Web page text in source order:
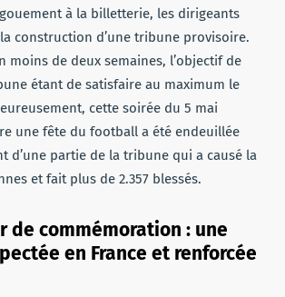
à la billetterie, les dirigeants
construction d’une tribune provisoire.
moins de deux semaines, l’objectif de
étant de satisfaire au maximum le
cette soirée du 5 mai
une fête du football a été endeuillée
d’une partie de la tribune qui a causé la
et fait plus de 2.357 blessés.
de commémoration : une
en France et renforcée